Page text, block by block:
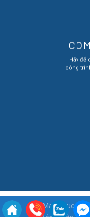
Hãy để
công
Mail: